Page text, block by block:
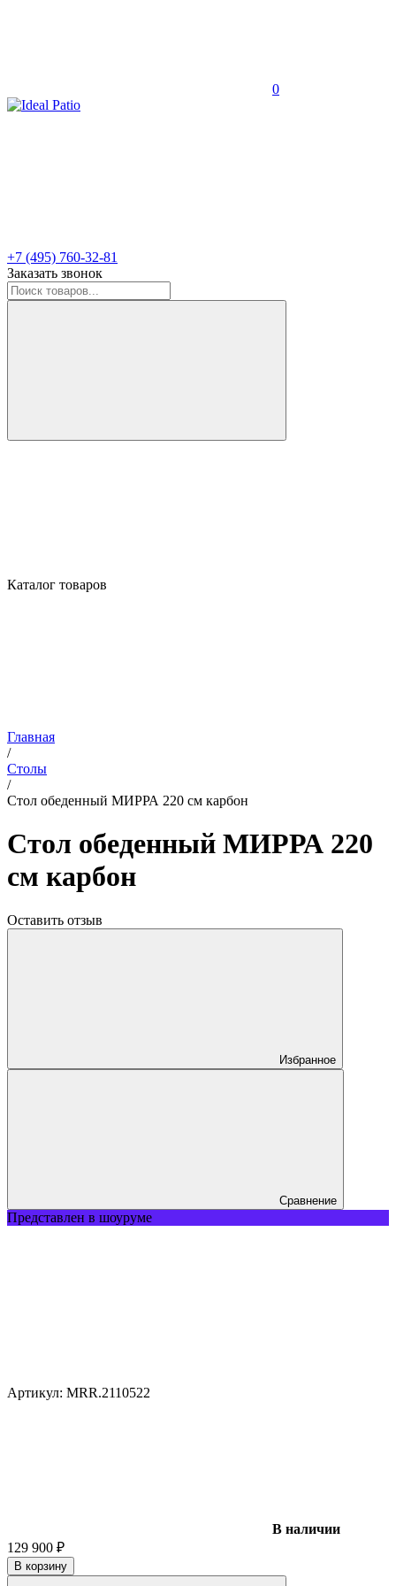
0
+7 (495) 760-32-81
Заказать звонок
Каталог товаров
Главная
/
Столы
/
Стол обеденный МИРРА 220 см карбон
Стол обеденный МИРРА 220
см карбон
Оставить отзыв
Избранное
Сравнение
Представлен в шоуруме
Артикул: MRR.2110522
В наличии
129 900 ₽
В корзину